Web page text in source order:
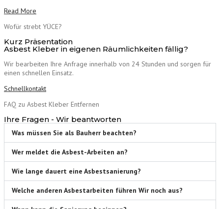
Read More
Wofür strebt YÜCE?
Kurz Präsentation
Asbest Kleber in eigenen Räumlichkeiten fällig?
Wir bearbeiten Ihre Anfrage innerhalb von 24 Stunden und sorgen für
einen schnellen Einsatz.
Schnellkontakt
FAQ zu Asbest Kleber Entfernen
Ihre Fragen - Wir beantworten
Was müssen Sie als Bauherr beachten?
Wer meldet die Asbest-Arbeiten an?
Wie lange dauert eine Asbestsanierung?
Welche anderen Asbestarbeiten führen Wir noch aus?